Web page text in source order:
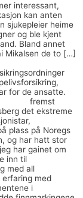
interessant,
kan anten
sjukepleier heime
og ble kjent
Bland annet
Mikalsen de to […]
for de ansatte.
fremst
det ekstreme
plass på Noregs
og har hatt stor
har gainet om
inn til
med all
med
i